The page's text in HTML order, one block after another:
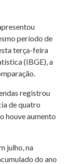
período de
terça-feira
(IBGE), a
registrou
de quatro
houve aumento
julho, na
do ano